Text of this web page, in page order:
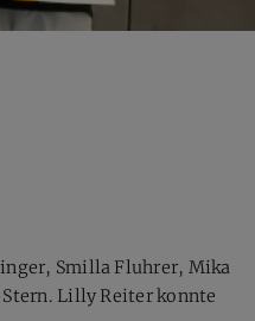
Smilla Fluhrer, Mika
Stern. Lilly Reiter konnte